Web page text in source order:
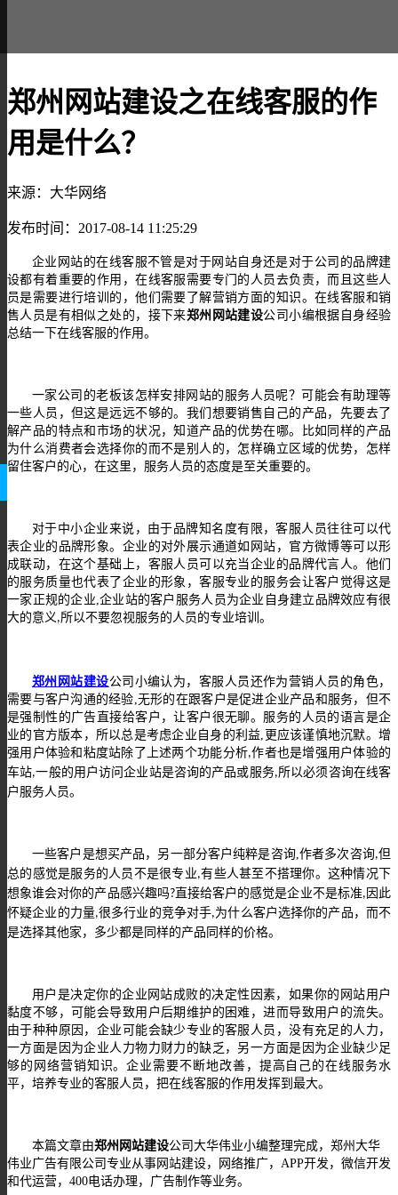
郑州网站建设之在线客服的作
用是什么？
来源：大华网络
发布时间：2017-08-14 11:25:29
企业网站的在线客服不管是对于网站自身还是对于公司的品牌建
设都有着重要的作用，在线客服需要专门的人员去负责，而且这些人
员是需要进行培训的，他们需要了解营销方面的知识。在线客服和销
售人员是有相似之处的，接下来郑州网站建设公司小编根据自身经验
总结一下在线客服的作用。
一家公司的老板该怎样安排网站的服务人员呢？可能会有助理等
一些人员，但这是远远不够的。我们想要销售自己的产品，先要去了
解产品的特点和市场的状况，知道产品的优势在哪。比如同样的产品
为什么消费者会选择你的而不是别人的，怎样确立区域的优势，怎样
留住客户的心，在这里，服务人员的态度是至关重要的。
对于中小企业来说，由于品牌知名度有限，客服人员往往可以代
表企业的品牌形象。企业的对外展示通道如网站，官方微博等可以形
成联动，在这个基础上，客服人员可以充当企业的品牌代言人。他们
的服务质量也代表了企业的形象，客服专业的服务会让客户觉得这是
一家正规的企业 企业站的客户服务人员为企业自身建立品牌效应有很
大的意义 ,所以不要忽视服务的人员的专业培训。
郑州网站建设公司小编认为， 客服人员还作为营销人员的角色，
需要与客户沟通的经验 无形的在跟客户是促进企业产品和服务， 但不
是强制性的广告直接给客户 ，让客户很无聊。服务的人员的语言是企
业的官方版本 ， 所以总是考虑企业自身的利益 更应该谨慎地沉默。增
强用户体验和粘度站除了上述两个功能分析,作者也是增强用户体验的
车站,一般的用户访问企业站是咨询的产品或服务,所以必须咨询在线客
户服务人员。
一些客户是想买产品 ， 另一部分客户纯粹是咨询, 作者多次咨询,但
总的感觉是服务的人员不是很专业,有些人甚至不搭理你。这种情况下
想象谁会对你的产品感兴趣吗?直接给客户的感觉是企业不是标准, 因此
怀疑企业的力量,很多行业的竞争对手,为什么客户选择你的产品，而不
是选择其他家，多少都是同样的产品同样的价格。
用户是决定你的企业网站成败的决定性因素，如果你的网站用户
黏度不够，可能会导致用户后期维护的困难，进而导致用户的流失。
由于种种原因，企业可能会缺少专业的客服人员，没有充足的人力，
一方面是因为企业人力物力财力的缺乏，另一方面是因为企业缺少足
够的网络营销知识。企业需要不断地改善，提高自己的在线服务水
平，培养专业的客服人员，把在线客服的作用发挥到最大。
本篇文章由郑州网站建设公司大华伟业小编整理完成，郑州大华
伟业广告有限公司专业从事网站建设，网络推广， APP开发，微信开发
和代运营，400电话办理，广告制作等业务。